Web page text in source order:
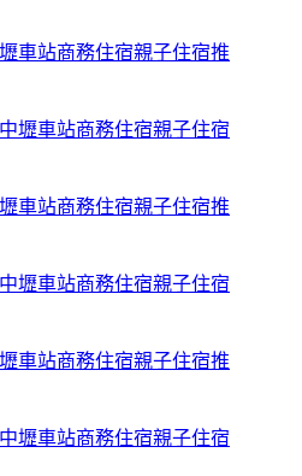
車站商務住宿親子住宿推
車站商務住宿親子住宿推
車站商務住宿親子住宿推